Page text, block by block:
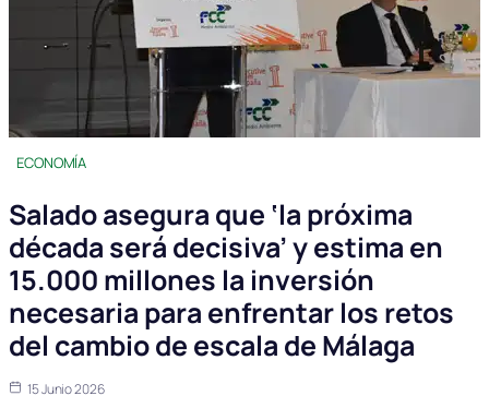
ECONOMÍA
Salado asegura que ‘la próxima
década será decisiva’ y estima en
15.000 millones la inversión
necesaria para enfrentar los retos
del cambio de escala de Málaga
15 Junio 2026